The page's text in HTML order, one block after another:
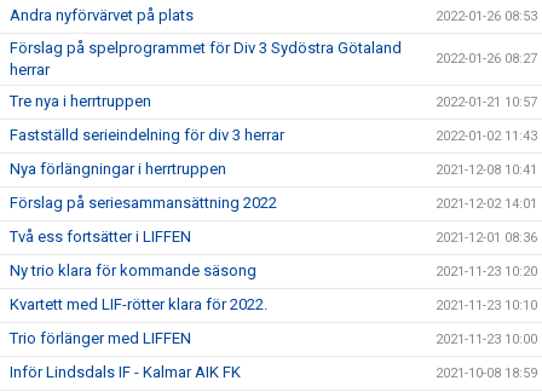
Andra nyförvärvet på plats 2022-01-26 08:53
Förslag på spelprogrammet för Div 3 Sydöstra Götaland
herrar
2022-01-26 08:27
Tre nya i herrtruppen 2022-01-21 10:57
Fastställd serieindelning för div 3 herrar 2022-01-02 11:43
Nya förlängningar i herrtruppen 2021-12-08 10:41
Förslag på seriesammansättning 2022 2021-12-02 14:01
Två ess fortsätter i LIFFEN 2021-12-01 08:36
Ny trio klara för kommande säsong 2021-11-23 10:20
Kvartett med LIF-rötter klara för 2022. 2021-11-23 10:10
Trio förlänger med LIFFEN 2021-11-23 10:00
Inför Lindsdals IF - Kalmar AIK FK 2021-10-08 18:59